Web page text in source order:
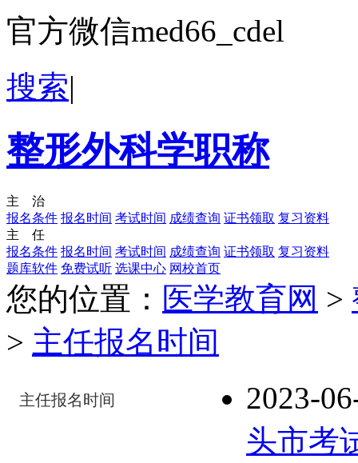
官方微信med66_cdel
搜索|
整形外科学职称
主 治
报名条件 报名时间 考试时间 成绩查询 证书领取 复习资料
主 任
报名条件 报名时间 考试时间 成绩查询 证书领取 复习资料
题库软件 免费试听 选课中心 网校首页
您的位置： 医学教育网 >
> 主任报名时间
主任报名时间
2023-
头市考